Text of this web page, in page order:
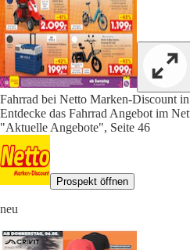
Fahrrad bei Netto Marken-Discount
Entdecke das Fahrrad Angebot im
"Aktuelle Angebote", Seite 46
Prospekt öffnen
neu